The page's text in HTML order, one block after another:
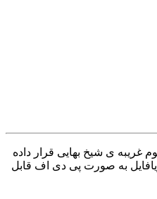
غریبه ی شیخ بهایی قرار داده
به صورت پی دی اف قابل